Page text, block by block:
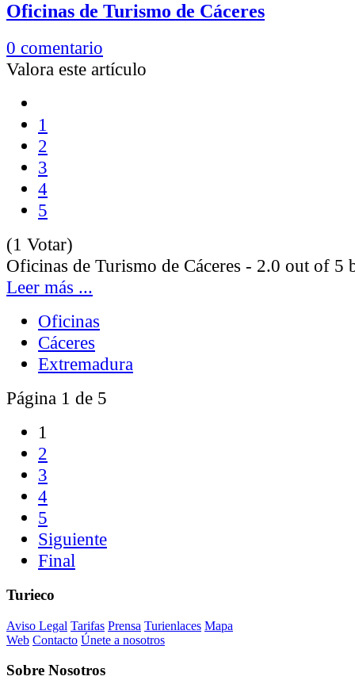
Oficinas de Turismo de Cáceres
0 comentario
Valora este artículo
1
2
3
4
5
(1 Votar)
Oficinas de Turismo de Cáceres - 2.0 out of 5
Leer más ...
Oficinas
Cáceres
Extremadura
Página 1 de 5
1
2
3
4
5
Siguiente
Final
Turieco
Aviso Legal Tarifas Prensa Turienlaces Mapa
Web Contacto Únete a nosotros
Sobre Nosotros